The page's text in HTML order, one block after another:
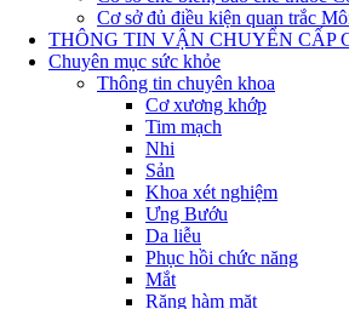
Cơ sở đủ điều kiện quan trắc
THÔNG TIN VẬN CHUYỂN CẤP
Chuyên mục sức khỏe
Thông tin chuyên khoa
Cơ xương khớp
Tim mạch
Nhi
Sản
Khoa xét nghiệm
Ưng Bướu
Da liễu
Phục hồi chức năng
Mắt
Răng hàm mặt